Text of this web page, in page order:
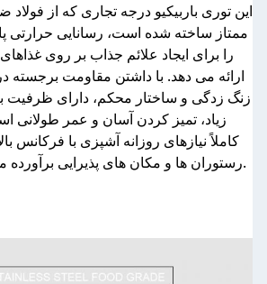
این توری باربیکیو درجه تجاری که از فولاد
ممتاز ساخته شده است، رسانایی حرارتی
را برای ایجاد علائم جذاب بر روی
ارائه می دهد. با داشتن مقاومت برجسته در
زنگ زدگی و ساختار محکم، دارای ظرفیت
زیاد، تمیز کردن آسان و عمر طولانی
کاملاً نیازهای روزانه آشپزی با فرکانس
رستوران ها و مکان های پذیرایی برآورده می کند.